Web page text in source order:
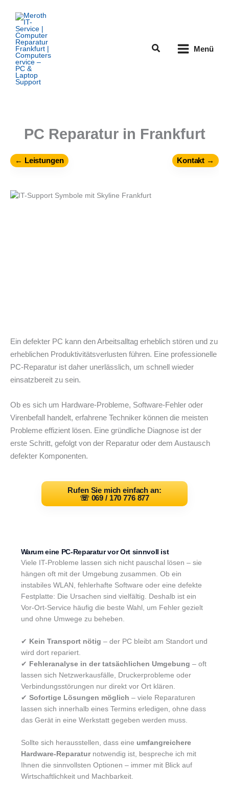
Inhalt
springen
Suchen Menü
PC Reparatur in Frankfurt
← Leistungen Kontakt →
Ein defekter PC kann den Arbeitsalltag erheblich stören und zu
erheblichen Produktivitätsverlusten führen. Eine professionelle
PC-Reparatur ist daher unerlässlich, um schnell wieder
einsatzbereit zu sein.
Ob es sich um Hardware-Probleme, Software-Fehler oder
Virenbefall handelt, erfahrene Techniker können die meisten
Probleme effizient lösen. Eine gründliche Diagnose ist der
erste Schritt, gefolgt von der Reparatur oder dem Austausch
defekter Komponenten.
Rufen Sie mich einfach an:
☏ 069 / 170 776 877
Warum eine PC-Reparatur vor Ort sinnvoll ist
Viele IT-Probleme lassen sich nicht pauschal lösen – sie
hängen oft mit der Umgebung zusammen. Ob ein
instabiles WLAN, fehlerhafte Software oder eine defekte
Festplatte: Die Ursachen sind vielfältig. Deshalb ist ein
Vor-Ort-Service häufig die beste Wahl, um Fehler gezielt
und ohne Umwege zu beheben.
✔ Kein Transport nötig – der PC bleibt am Standort und
wird dort repariert.
✔ Fehleranalyse in der tatsächlichen Umgebung – oft
lassen sich Netzwerkausfälle, Druckerprobleme oder
Verbindungsstörungen nur direkt vor Ort klären.
✔ Sofortige Lösungen möglich – viele Reparaturen
lassen sich innerhalb eines Termins erledigen, ohne dass
das Gerät in eine Werkstatt gegeben werden muss.
Sollte sich herausstellen, dass eine umfangreichere
Hardware-Reparaturnotwendig ist, bespreche ich mit
Ihnen die sinnvollsten Optionen – immer mit Blick auf
Wirtschaftlichkeit und Machbarkeit.